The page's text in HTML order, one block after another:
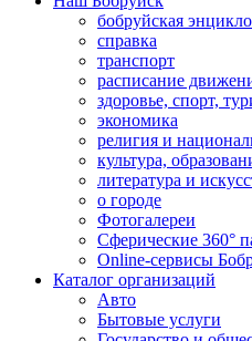
бобруйская
справка
транспорт
расписание
здоровье, спорт,
экономика
религия и
культура,
литература и
о городе
Фотогалереи
Сферические 360°
Online-сервисы
Каталог организаций
Авто
Бытовые услуги